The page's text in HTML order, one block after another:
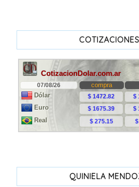
COTIZACIONES
QUINIELA